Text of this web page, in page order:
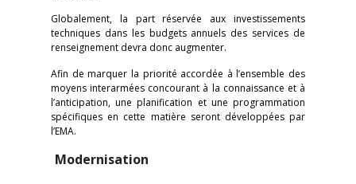
Globalement, la part réservée aux investissements
techniques dans les budgets annuels des services de
renseignement devra donc augmenter.
Afin de marquer la priorité accordée à l’ensemble des
moyens interarmées concourant à la connaissance et à
l’anticipation, une planification et une programmation
spécifiques en cette matière seront développées par
l’EMA.
Modernisation